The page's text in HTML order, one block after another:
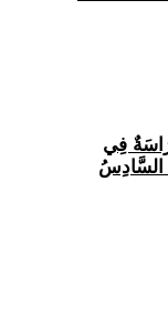
فِي
السَّادِسُ